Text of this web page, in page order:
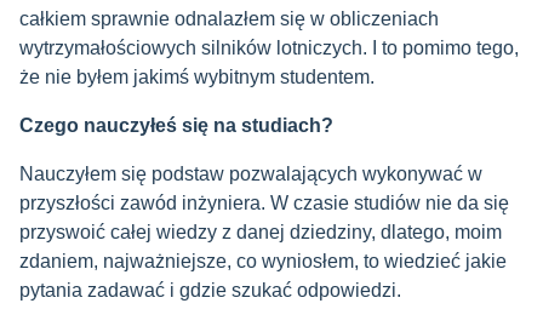
całkiem sprawnie odnalazłem się w obliczeniach
wytrzymałościowych silników lotniczych. I to pomimo tego,
że nie byłem jakimś wybitnym studentem.
Czego nauczyłeś się na studiach?
Nauczyłem się podstaw pozwalających wykonywać w
przyszłości zawód inżyniera. W czasie studiów nie da się
przyswoić całej wiedzy z danej dziedziny, dlatego, moim
zdaniem, najważniejsze, co wyniosłem, to wiedzieć jakie
pytania zadawać i gdzie szukać odpowiedzi.